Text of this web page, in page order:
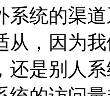
系统的渠
从，因为
还是别人